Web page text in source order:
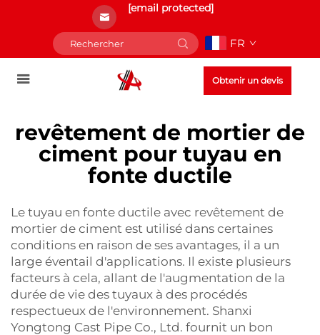
[email protected]
FR
Obtenir un devis
revêtement de mortier de
ciment pour tuyau en
fonte ductile
Le tuyau en fonte ductile avec revêtement de
mortier de ciment est utilisé dans certaines
conditions en raison de ses avantages, il a un
large éventail d'applications. Il existe plusieurs
facteurs à cela, allant de l'augmentation de la
durée de vie des tuyaux à des procédés
respectueux de l'environnement. Shanxi
Yongtong Cast Pipe Co., Ltd. fournit un bon